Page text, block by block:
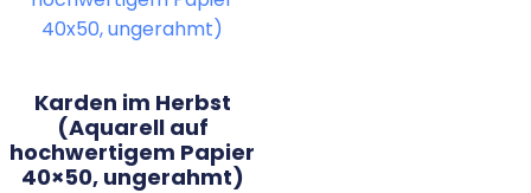
Karden im Herbst
(Aquarell auf
hochwertigem Papier
40×50, ungerahmt)